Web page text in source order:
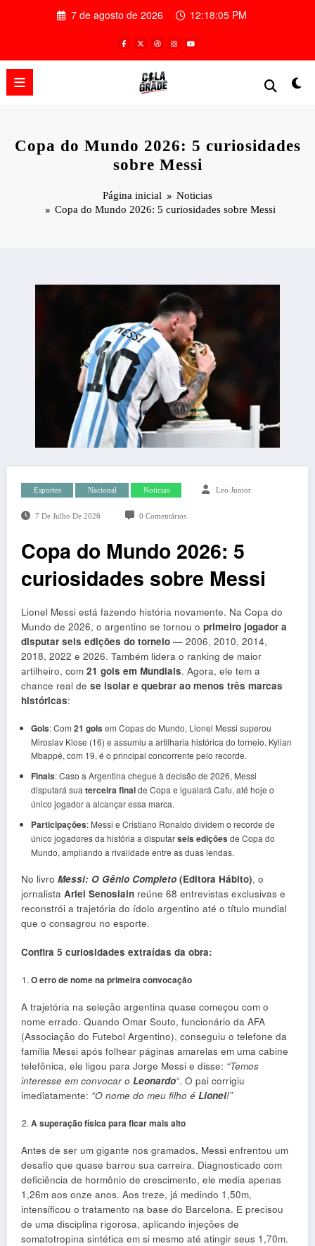
7 de agosto de 2026 12:18:06 PM
Copa do Mundo 2026: 5 curiosidades
sobre Messi
Página inicial
Noticias
Copa do Mundo 2026: 5 curiosidades sobre Messi
Esportes Nacional Noticias Leo Junior
7 De Julho De 2026 0 Comentários
Copa do Mundo 2026: 5
curiosidades sobre Messi
Lionel Messi está fazendo história novamente. Na Copa do
Mundo de 2026, o argentino se tornou o primeiro jogador a
disputar seis edições do torneio — 2006, 2010, 2014,
2018, 2022 e 2026. Também lidera o ranking de maior
artilheiro, com 21 gols em Mundiais. Agora, ele tem a
chance real de se isolar e quebrar ao menos três marcas
históricas:
Gols: Com 21 gols em Copas do Mundo, Lionel Messi superou
Miroslav Klose (16) e assumiu a artilharia histórica do torneio. Kylian
Mbappé, com 19, é o principal concorrente pelo recorde.
Finais: Caso a Argentina chegue à decisão de 2026, Messi
disputará sua terceira finalde Copa e igualará Cafu, até hoje o
único jogador a alcançar essa marca.
Participações: Messi e Cristiano Ronaldo dividem o recorde de
único jogadores da história a disputarseis edições de Copa do
Mundo, ampliando a rivalidade entre as duas lendas.
No livro Messi: O Gênio Completo (Editora Hábito), o
jornalista Ariel Senosiain reúne 68 entrevistas exclusivas e
reconstrói a trajetória do ídolo argentino até o título mundial
que o consagrou no esporte.
Confira 5 curiosidades extraídas da obra:
O erro de nome na primeira convocação
A trajetória na seleção argentina quase começou com o
nome errado. Quando Omar Souto, funcionário da AFA
(Associação do Futebol Argentino), conseguiu o telefone da
família Messi após folhear páginas amarelas em uma cabine
telefônica, ele ligou para Jorge Messi e disse: “Temos
interesse em convocar o Leonardo“. O pai corrigiu
imediatamente: “O nome do meu filho é Lionel!”
A superação física para ficar mais alto
Antes de ser um gigante nos gramados, Messi enfrentou um
desafio que quase barrou sua carreira. Diagnosticado com
deficiência de hormônio de crescimento, ele media apenas
1,26m aos onze anos. Aos treze, já medindo 1,50m,
intensificou o tratamento na base do Barcelona. E precisou
de uma disciplina rigorosa, aplicando injeções de
somatotropina sintética em si mesmo até atingir seus 1,70m.